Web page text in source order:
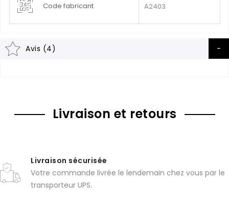
Code fabricant A2403
Avis (4)
Livraison et retours
Livraison sécurisée
Votre commande livrée le lendemain chez vous par le
transporteur UPS.